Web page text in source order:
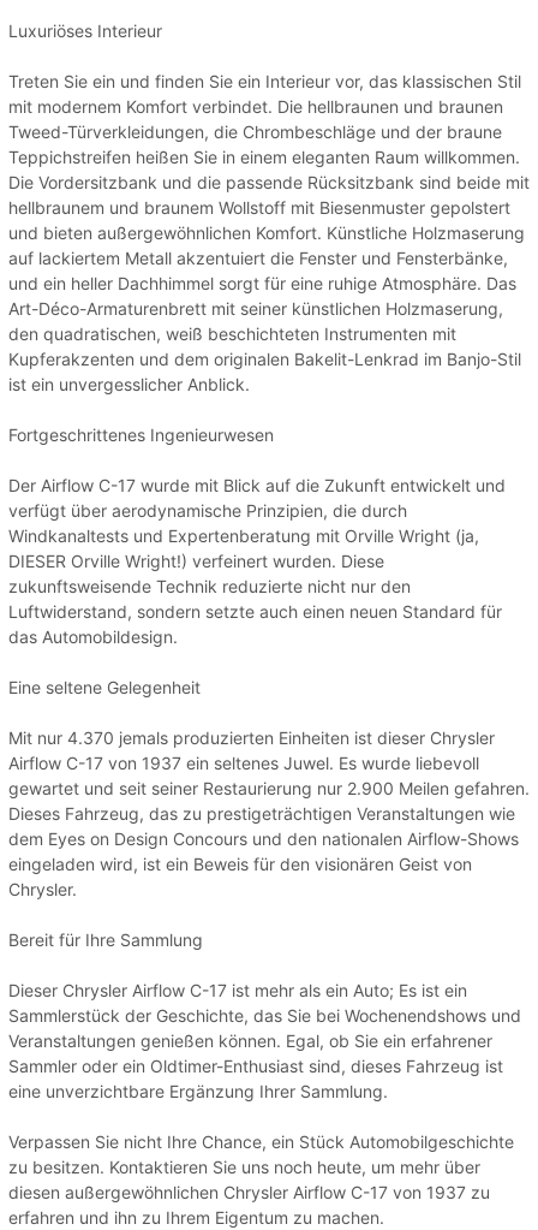
Luxuriöses Interieur
Treten Sie ein und finden Sie ein Interieur vor, das klassischen Stil
mit modernem Komfort verbindet. Die hellbraunen und braunen
Tweed-Türverkleidungen, die Chrombeschläge und der braune
Teppichstreifen heißen Sie in einem eleganten Raum willkommen.
Die Vordersitzbank und die passende Rücksitzbank sind beide mit
hellbraunem und braunem Wollstoff mit Biesenmuster gepolstert
und bieten außergewöhnlichen Komfort. Künstliche Holzmaserung
auf lackiertem Metall akzentuiert die Fenster und Fensterbänke,
und ein heller Dachhimmel sorgt für eine ruhige Atmosphäre. Das
Art-Déco-Armaturenbrett mit seiner künstlichen Holzmaserung,
den quadratischen, weiß beschichteten Instrumenten mit
Kupferakzenten und dem originalen Bakelit-Lenkrad im Banjo-Stil
ist ein unvergesslicher Anblick.
Fortgeschrittenes Ingenieurwesen
Der Airflow C-17 wurde mit Blick auf die Zukunft entwickelt und
verfügt über aerodynamische Prinzipien, die durch
Windkanaltests und Expertenberatung mit Orville Wright (ja,
DIESER Orville Wright!) verfeinert wurden. Diese
zukunftsweisende Technik reduzierte nicht nur den
Luftwiderstand, sondern setzte auch einen neuen Standard für
das Automobildesign.
Eine seltene Gelegenheit
Mit nur 4.370 jemals produzierten Einheiten ist dieser Chrysler
Airflow C-17 von 1937 ein seltenes Juwel. Es wurde liebevoll
gewartet und seit seiner Restaurierung nur 2.900 Meilen gefahren.
Dieses Fahrzeug, das zu prestigeträchtigen Veranstaltungen wie
dem Eyes on Design Concours und den nationalen Airflow-Shows
eingeladen wird, ist ein Beweis für den visionären Geist von
Chrysler.
Bereit für Ihre Sammlung
Dieser Chrysler Airflow C-17 ist mehr als ein Auto; Es ist ein
Sammlerstück der Geschichte, das Sie bei Wochenendshows und
Veranstaltungen genießen können. Egal, ob Sie ein erfahrener
Sammler oder ein Oldtimer-Enthusiast sind, dieses Fahrzeug ist
eine unverzichtbare Ergänzung Ihrer Sammlung.
Verpassen Sie nicht Ihre Chance, ein Stück Automobilgeschichte
zu besitzen. Kontaktieren Sie uns noch heute, um mehr über
diesen außergewöhnlichen Chrysler Airflow C-17 von 1937 zu
erfahren und ihn zu Ihrem Eigentum zu machen.